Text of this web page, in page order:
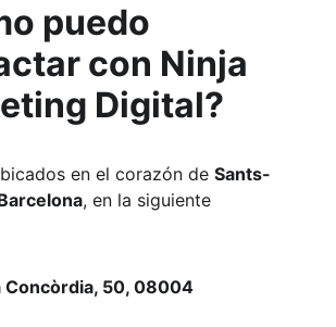
puedo
con Ninja
Digital?
en el corazón de Sants-
, en la siguiente
Concòrdia, 50, 08004